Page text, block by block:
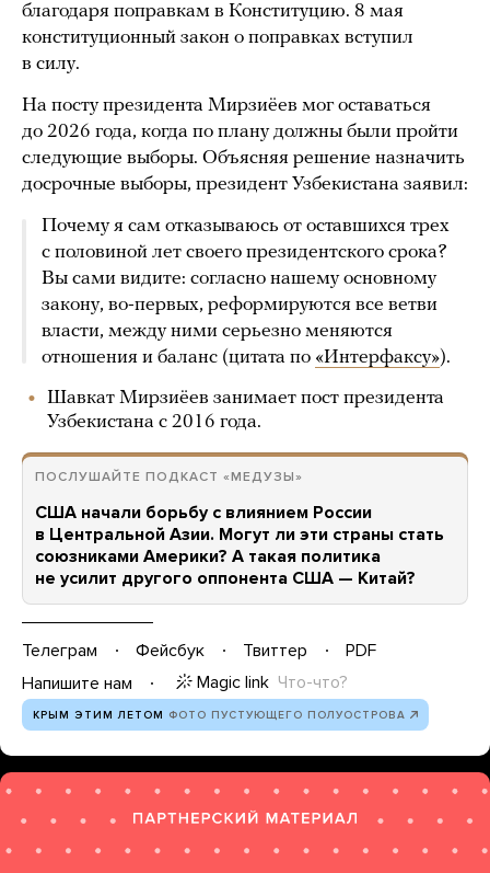
благодаря поправкам в Конституцию. 8 мая
конституционный закон о поправках вступил
в силу.
На посту президента Мирзиёев мог оставаться
до 2026 года, когда по плану должны были пройти
следующие выборы. Объясняя решение назначить
досрочные выборы, президент Узбекистана заявил:
Почему я сам отказываюсь от оставшихся трех
с половиной лет своего президентского срока?
Вы сами видите: согласно нашему основному
закону, во-первых, реформируются все ветви
власти, между ними серьезно меняются
отношения и баланс (цитата по «Интерфаксу»).
Шавкат Мирзиёев занимает пост президента
Узбекистана с 2016 года.
ПОСЛУШАЙТЕ ПОДКАСТ «МЕДУЗЫ»
США начали борьбу с влиянием России
в Центральной Азии. Могут ли эти страны стать
союзниками Америки? А такая политика
не усилит другого оппонента США — Китай?
Телеграм Фейсбук Твиттер
PDF
Напишите нам
Magic link Что-что?
КРЫМ ЭТИМ ЛЕТОМ ФОТО ПУСТУЮЩЕГО ПОЛУОСТРОВА